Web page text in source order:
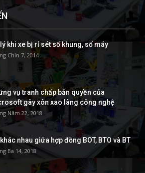
khi xe bị rỉ sét số khung, số máy
Chín 7, 2014
vụ tranh chấp bản quyền của
gây xôn xao làng công nghệ
Năm 22, 2018
nhau giữa hợp đồng BOT, BTO và BT
Ba 14, 2018